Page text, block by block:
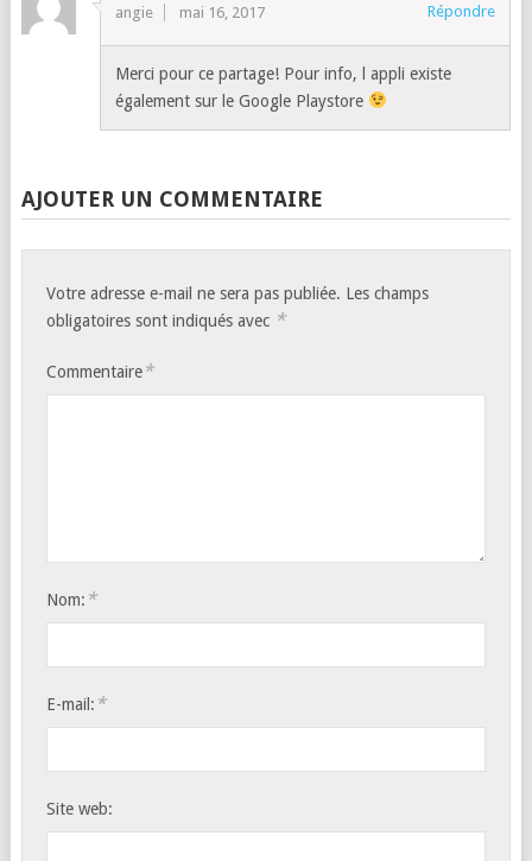
angie mai 16, 2017 Répondre
Merci pour ce partage! Pour info, l appli existe
également sur le Google Playstore
AJOUTER UN COMMENTAIRE
Votre adresse e-mail ne sera pas publiée. Les champs
obligatoires sont indiqués avec *
Commentaire*
Nom: *
E-mail: *
Site web: